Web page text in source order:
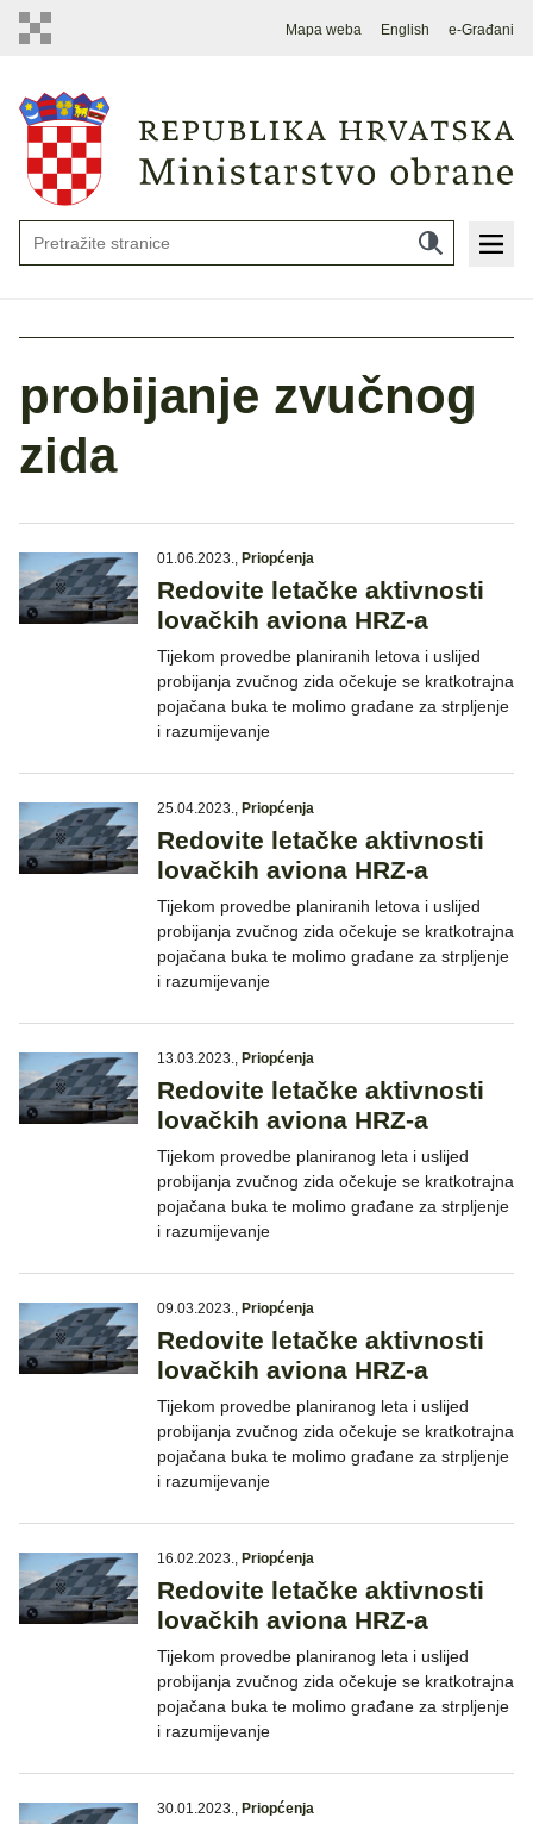
Mapa weba English e-Građani
probijanje zvučnog
zida
01.06.2023., Priopćenja
Redovite letačke aktivnosti
lovačkih aviona HRZ-a
Tijekom provedbe planiranih letova i uslijed
probijanja zvučnog zida očekuje se kratkotrajna
pojačana buka te molimo građane za strpljenje
i razumijevanje
25.04.2023., Priopćenja
Redovite letačke aktivnosti
lovačkih aviona HRZ-a
Tijekom provedbe planiranih letova i uslijed
probijanja zvučnog zida očekuje se kratkotrajna
pojačana buka te molimo građane za strpljenje
i razumijevanje
13.03.2023., Priopćenja
Redovite letačke aktivnosti
lovačkih aviona HRZ-a
Tijekom provedbe planiranog leta i uslijed
probijanja zvučnog zida očekuje se kratkotrajna
pojačana buka te molimo građane za strpljenje
i razumijevanje
09.03.2023., Priopćenja
Redovite letačke aktivnosti
lovačkih aviona HRZ-a
Tijekom provedbe planiranog leta i uslijed
probijanja zvučnog zida očekuje se kratkotrajna
pojačana buka te molimo građane za strpljenje
i razumijevanje
16.02.2023., Priopćenja
Redovite letačke aktivnosti
lovačkih aviona HRZ-a
Tijekom provedbe planiranog leta i uslijed
probijanja zvučnog zida očekuje se kratkotrajna
pojačana buka te molimo građane za strpljenje
i razumijevanje
30.01.2023., Priopćenja